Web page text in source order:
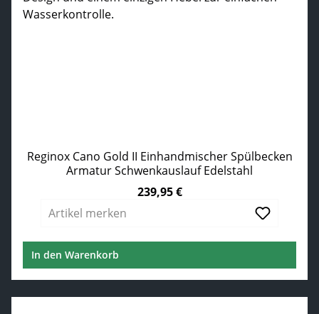
Reginox Cano Gold II Einhandmischer Spülbecken
Armatur Schwenkauslauf Edelstahl
239,95 €
Artikel merken
In den Warenkorb